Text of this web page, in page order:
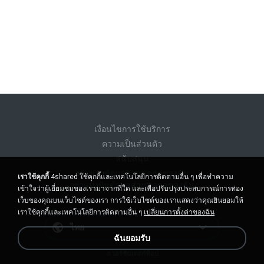
เงื่อนไขการใช้บริการ
ความเป็นส่วนตัว
สนับสนุน
อย่าขายข้อมูลส่วนบุคคลของฉัน
อย่าแบ่งปันข้อมูลส่วนบุคคลของฉัน
ไทย
เราใช้คุกกี้ 4shared ใช้คุกกี้และเทคโนโลยีการติดตามอื่น ๆ เพื่อทำความ
เข้าใจว่าผู้เยี่ยมชมของเรามาจากที่ใด และเพื่อปรับปรุงประสบการณ์การท่อง
เว็บของคุณบนเว็บไซต์ของเรา การใช้เว็บไซต์ของเราแสดงว่าคุณยินยอมให้
เราใช้คุกกี้และเทคโนโลยีการติดตามอื่น ๆ เปลี่ยนการตั้งค่าของฉัน
ฉันยอมรับ